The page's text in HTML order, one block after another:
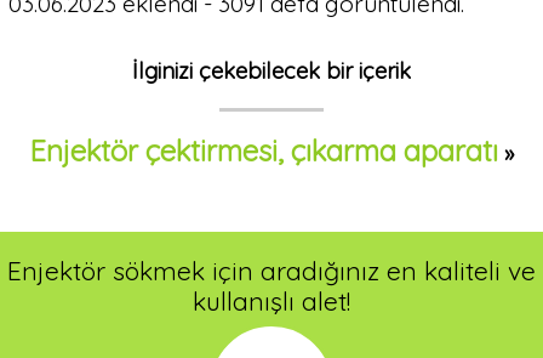
İlginizi çekebilecek bir içerik
Enjektör çektirmesi, çıkarma aparatı »
Enjektör sökmek için aradığınız en kaliteli ve
kullanışlı alet!